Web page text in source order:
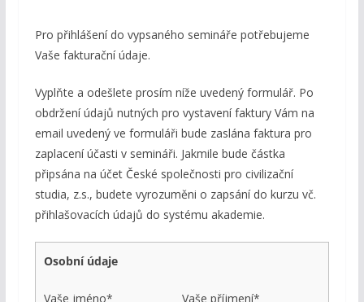
Pro přihlášení do vypsaného semináře potřebujeme
Vaše fakturační údaje.
Vyplňte a odešlete prosím níže uvedený formulář. Po
obdržení údajů nutných pro vystavení faktury Vám na
email uvedený ve formuláři bude zaslána faktura pro
zaplacení účasti v semináři. Jakmile bude částka
připsána na účet České společnosti pro civilizační
studia, z.s., budete vyrozuměni o zapsání do kurzu vč.
přihlašovacích údajů do systému akademie.
Osobní údaje
Vaše jméno* Vaše příjmení*